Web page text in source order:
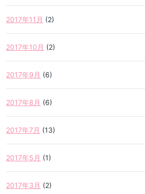
2017年11月 (2)
2017年10月 (2)
2017年9月 (6)
2017年8月 (6)
2017年7月 (13)
2017年5月 (1)
2017年3月 (2)